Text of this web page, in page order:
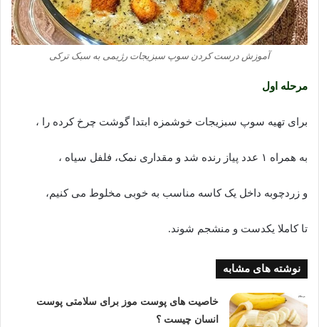
آموزش درست کردن سوپ سبزیجات رژیمی به سبک ترکی
مرحله اول
برای تهیه سوپ سبزیجات خوشمزه ابتدا گوشت چرخ کرده را ،
به همراه ۱ عدد پیاز رنده شد و مقداری نمک، فلفل سیاه ،
و زردچوبه داخل یک کاسه مناسب به خوبی مخلوط می کنیم،
تا کاملا یکدست و منشجم شوند.
نوشته های مشابه
خاصیت های پوست موز برای سلامتی پوست
انسان چیست ؟